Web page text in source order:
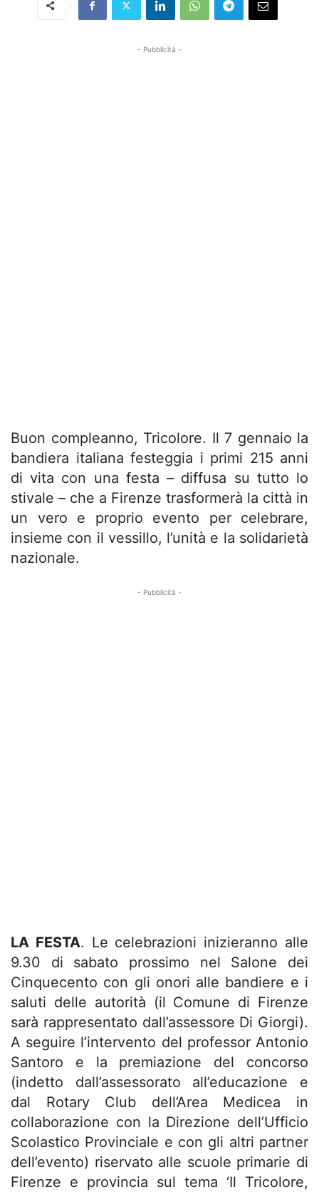
- Pubblicità -
Buon compleanno, Tricolore. Il 7 gennaio la
bandiera italiana festeggia i primi 215 anni
di vita con una festa – diffusa su tutto lo
stivale – che a Firenze trasformerà la città in
un vero e proprio evento per celebrare,
insieme con il vessillo, l’unità e la solidarietà
nazionale.
- Pubblicità -
LA FESTA. Le celebrazioni inizieranno alle
9.30 di sabato prossimo nel Salone dei
Cinquecento con gli onori alle bandiere e i
saluti delle autorità (il Comune di Firenze
sarà rappresentato dall’assessore Di Giorgi).
A seguire l’intervento del professor Antonio
Santoro e la premiazione del concorso
(indetto dall’assessorato all’educazione e
dal Rotary Club dell’Area Medicea in
collaborazione con la Direzione dell’Ufficio
Scolastico Provinciale e con gli altri partner
dell’evento) riservato alle scuole primarie di
Firenze e provincia sul tema ‘Il Tricolore,